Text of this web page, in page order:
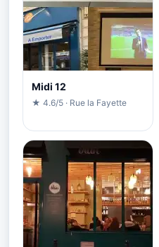
Midi 12
★ 4.6/5 · Rue la Fayette